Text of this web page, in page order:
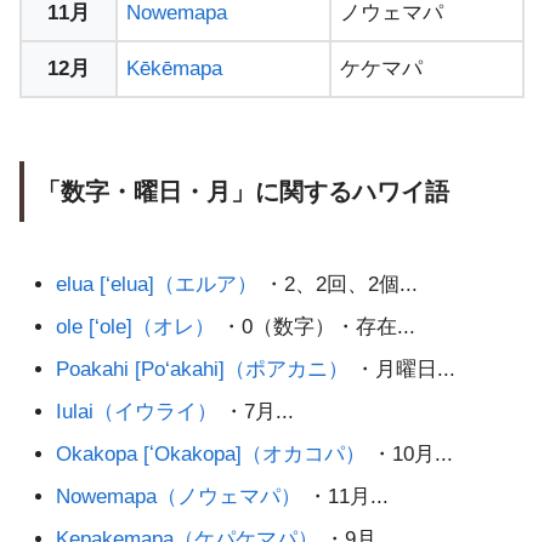
11月 Nowemapa ノウェマパ
12月 Kēkēmapa ケケマパ
「数字・曜日・月」に関するハワイ語
elua [‘elua]（エルア）
・2、2回、2個...
ole [‘ole]（オレ）
・0（数字）・存在...
Poakahi [Po‘akahi]（ポアカニ）
・月曜日...
Iulai（イウライ）
・7月...
Okakopa [ʻOkakopa]（オカコパ）
・10月...
Nowemapa（ノウェマパ）
・11月...